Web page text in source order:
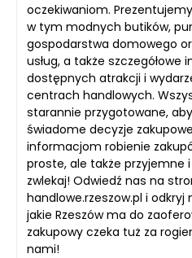
oczekiwaniom.
w tym modnych butików,
gospodarstwa domowego
usług, a także
dostępnych atrakcji i
centrach handlowych.
starannie przygotowane,
świadome decyzje
informacjom robienie
proste, ale także przyjemne
zwlekaj! Odwiedź nas na
handlowe.rzeszow.pl i odkryj
jakie Rzeszów ma do
zakupowy czeka tuż za
nami!